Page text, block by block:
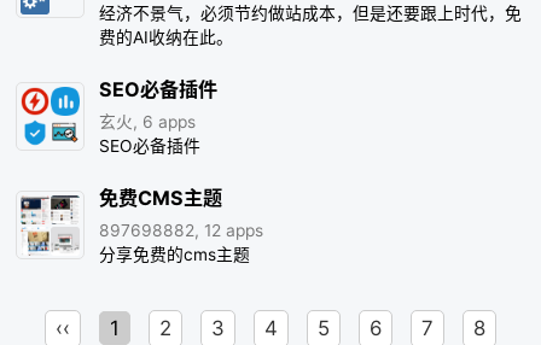
经济不景气，必须节约做站成本，但是还要跟上时代，免
费的AI收纳在此。
SEO必备插件
玄火, 6 apps
SEO必备插件
免费CMS主题
897698882, 12 apps
分享免费的cms主题
‹‹ 1 2 3 4 5 6 7 8